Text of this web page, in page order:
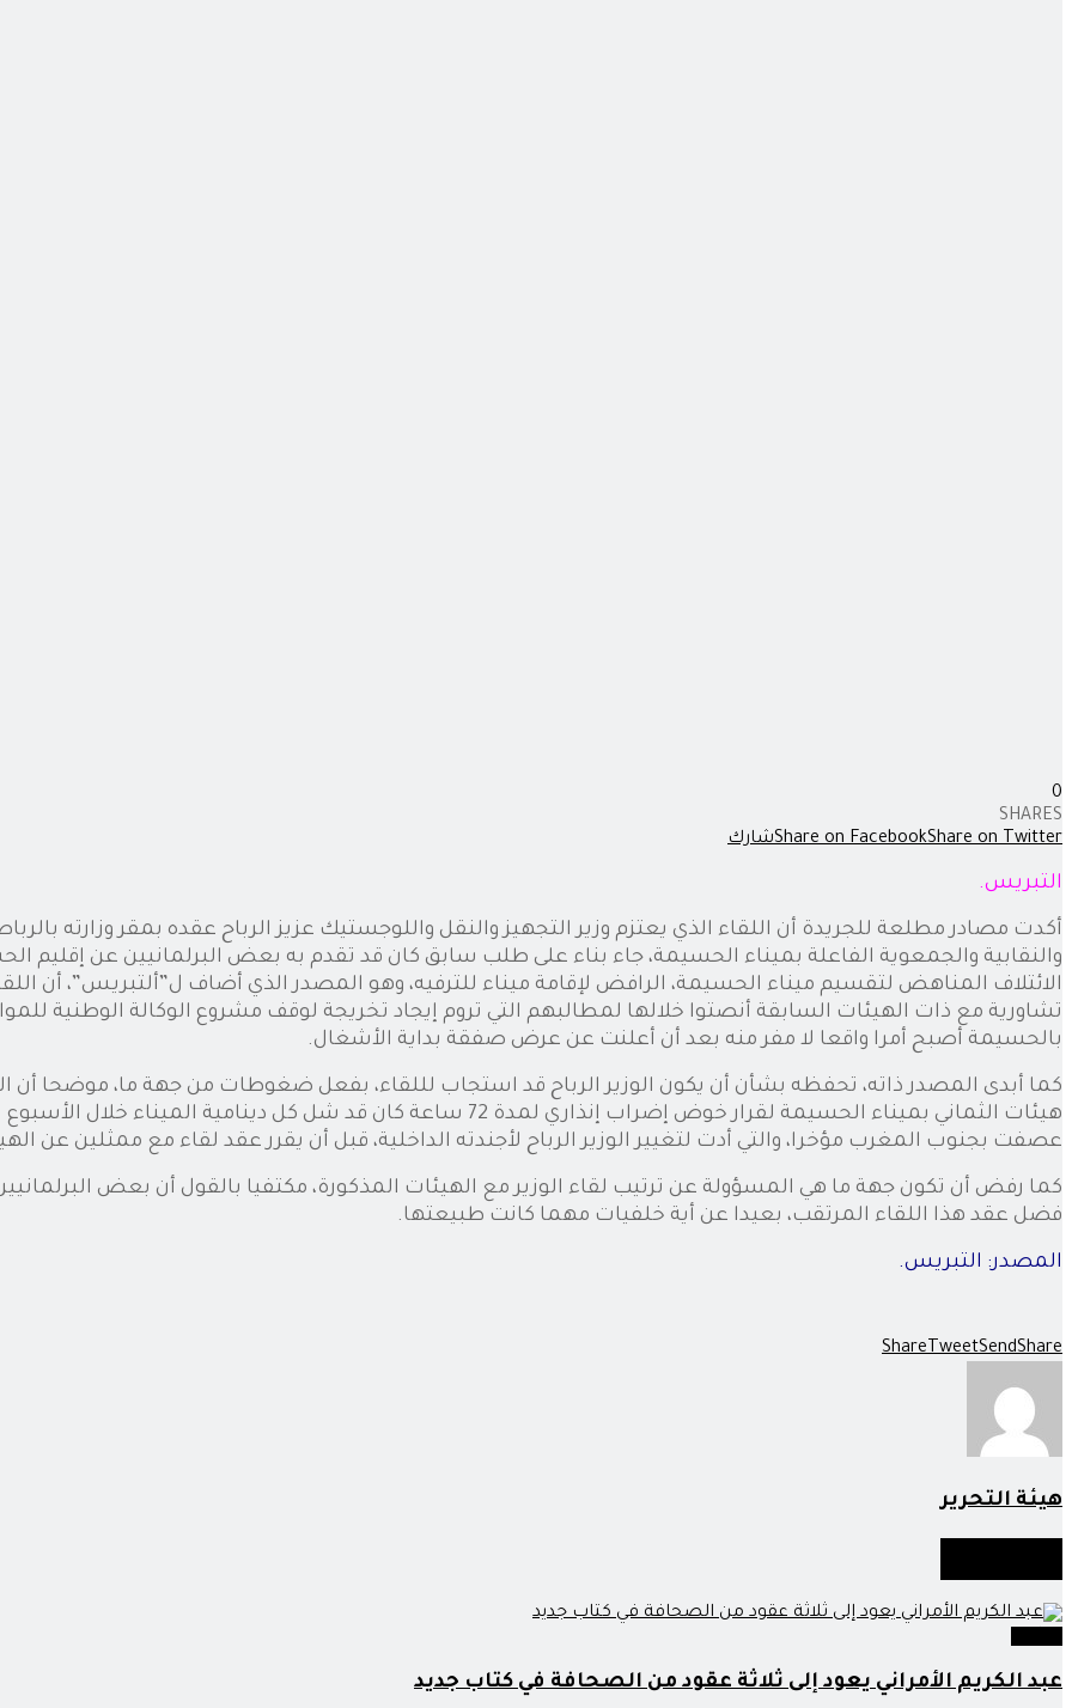
0
SHARES
Share on FacebookShare on Twitter شارك
التبريس.
أكدت مصادر مطلعة للجريدة أن اللقاء الذي يعتزم وزير التجهيز والنقل واللوجستيك عزيز الرباح عقده بمقر وزارته
والنقابية والجمعوية الفاعلة بميناء الحسيمة، جاء بناء على طلب سابق كان قد تقدم به بعض البرلمانيين عن إقليم
الائتلاف المناهض لتقسيم ميناء الحسيمة، الرافض لإقامة ميناء للترفيه، وهو المصدر الذي أضاف ل”ألتبريس”، أن
تشاورية مع ذات الهيئات السابقة أنصتوا خلالها لمطالبهم التي تروم إيجاد تخريجة لوقف مشروع الوكالة الوطنية
بالحسيمة أصبح أمرا واقعا لا مفر منه بعد أن أعلنت عن عرض صفقة بداية الأشغال.
كما أبدى المصدر ذاته، تحفظه بشأن أن يكون الوزير الرباح قد استجاب لللقاء، بفعل ضغوطات من جهة ما، موضحا أن
هيئات الثماني بميناء الحسيمة لقرار خوض إضراب إنذاري لمدة 72 ساعة كان قد شل
عصفت بجنوب المغرب مؤخرا، والتي أدت لتغيير الوزير الرباح لأجندته الداخلية، قبل أن يقرر عقد لقاء مع ممثلين عن
كما رفض أن تكون جهة ما هي المسؤولة عن ترتيب لقاء الوزير مع الهيئات المذكورة، مكتفيا بالقول أن بعض
فضل عقد هذا اللقاء المرتقب، بعيدا عن أية خلفيات مهما كانت طبيعتها.
المصدر: التبريس.
ShareTweetSendShare
هيئة التحرير
عبد الكريم الأمراني يعود إلى ثلاثة عقود من الصحافة في كتاب جديد